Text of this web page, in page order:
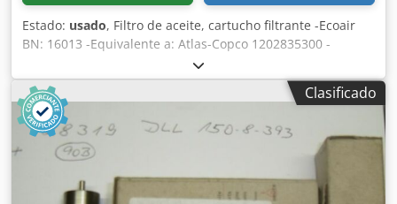
Estado: usado, Filtro de aceite, cartucho filtrante -Ecoair
BN: 16013 -Equivalente a: Atlas-Copco 1202835300 -
Dimensiones: Ø 140 x 300 mm -Cantidad: 42 unidades
disponibles Dcsdpeb Ryn Refx Ankek -Precio: por unidad -
Peso: 2 kg
Clasificado